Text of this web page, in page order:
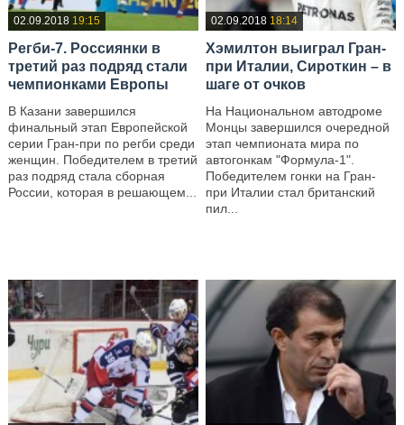
02.09.2018 19:15
Регби-7. Россиянки в
третий раз подряд стали
чемпионками Европы
В Казани завершился
финальный этап Европейской
серии Гран-при по регби среди
женщин. Победителем в третий
раз подряд стала сборная
России, которая в решающем...
02.09.2018 18:14
Хэмилтон выиграл Гран-
при Италии, Сироткин – в
шаге от очков
На Национальном автодроме
Монцы завершился очередной
этап чемпионата мира по
автогонкам "Формула-1".
Победителем гонки на Гран-
при Италии стал британский
пил...